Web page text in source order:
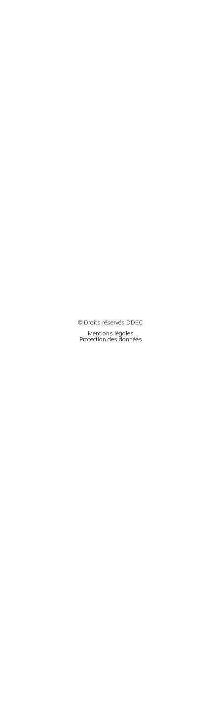
© Droits réservés DDEC
Mentions légales
Protection des données